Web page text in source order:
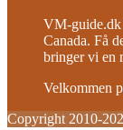
VM-
Canada. Få
bringer vi en
Velkommen
Copyright 2010-